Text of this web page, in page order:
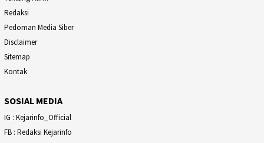
Redaksi
Pedoman Media Siber
Disclaimer
Sitemap
Kontak
SOSIAL MEDIA
IG : Kejarinfo_Official
FB : Redaksi Kejarinfo